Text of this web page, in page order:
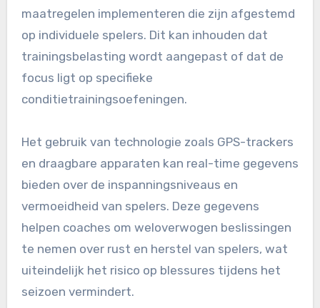
maatregelen implementeren die zijn afgestemd
op individuele spelers. Dit kan inhouden dat
trainingsbelasting wordt aangepast of dat de
focus ligt op specifieke
conditietrainingsoefeningen.
Het gebruik van technologie zoals GPS-trackers
en draagbare apparaten kan real-time gegevens
bieden over de inspanningsniveaus en
vermoeidheid van spelers. Deze gegevens
helpen coaches om weloverwogen beslissingen
te nemen over rust en herstel van spelers, wat
uiteindelijk het risico op blessures tijdens het
seizoen vermindert.